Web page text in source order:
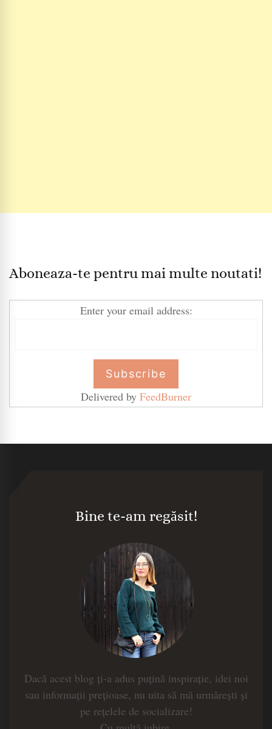
Aboneaza-te pentru mai multe noutati!
Enter your email address:
Delivered by FeedBurner
Bine te-am regăsit!
Dacă acest blog ți-a adus puțină inspirație, idei noi
sau informații prețioase, nu uita să mă urmărești și
pe rețelele de socializare!